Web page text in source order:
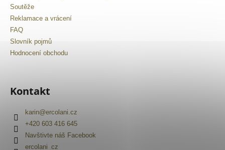
Soutěže
Reklamace a vrácení
FAQ
Slovník pojmů
Hodnocení obchodu
Kontakt
karin@ercolani.cz
+420 603 416 645
Navštivte náš Facebook
ercolani_cz